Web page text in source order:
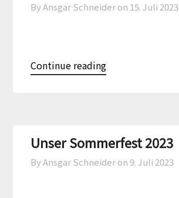
By Ansgar Schneider on 15. Juli 2023
Continue reading
Unser Sommerfest 2023
By Ansgar Schneider on 9. Juli 2023